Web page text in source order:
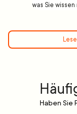
was Sie wissen
Haben Sie